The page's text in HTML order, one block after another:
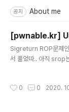
공지 About me
[pwnable.kr]
Sigreturn ROP문제인
서 풀었따.. 아직 srop
잘 써줘야 한다. 먼저
0 0 2020.